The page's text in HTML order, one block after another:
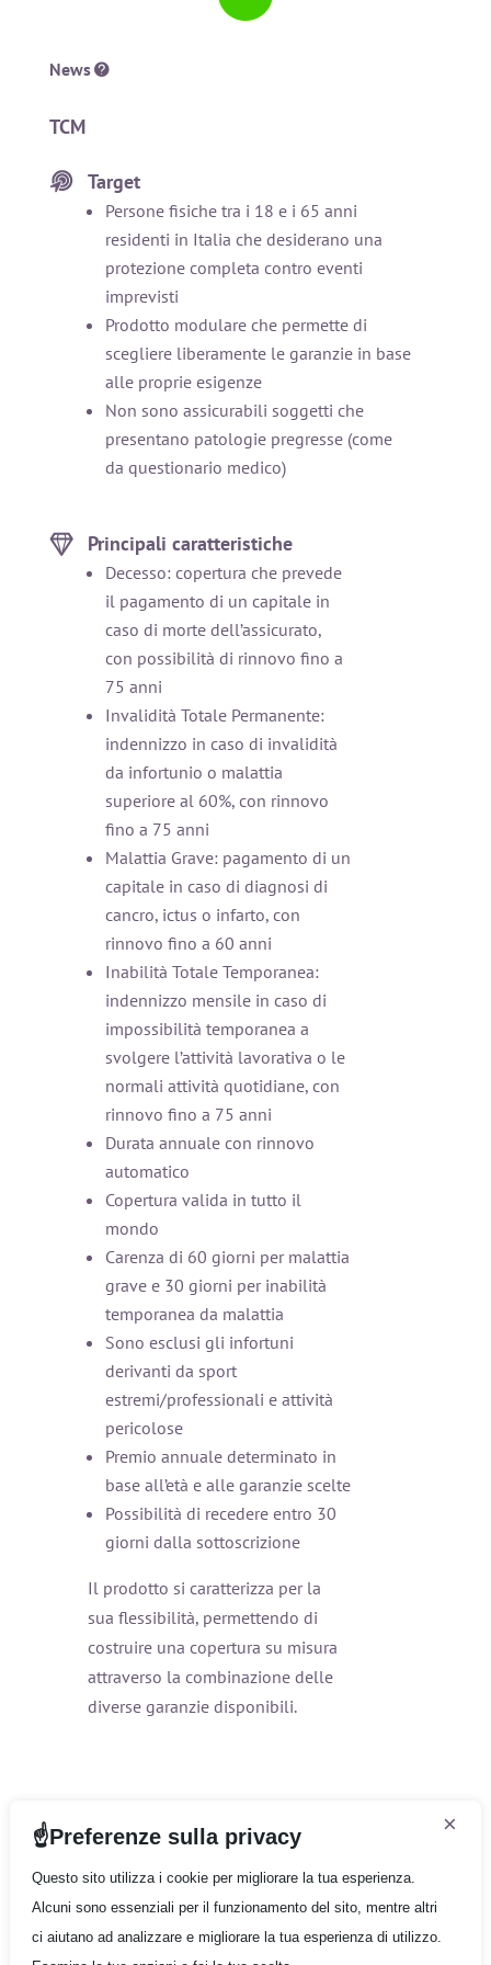
News
TCM
Target
Persone fisiche tra i 18 e i 65 anni
residenti in Italia che desiderano una
protezione completa contro eventi
imprevisti
Prodotto modulare che permette di
scegliere liberamente le garanzie in base
alle proprie esigenze
Non sono assicurabili soggetti che
presentano patologie pregresse (come
da questionario medico)
Principali caratteristiche
Decesso: copertura che prevede
il pagamento di un capitale in
caso di morte dell’assicurato,
con possibilità di rinnovo fino a
75 anni
Invalidità Totale Permanente:
indennizzo in caso di invalidità
da infortunio o malattia
superiore al 60%, con rinnovo
fino a 75 anni
Malattia Grave: pagamento di un
capitale in caso di diagnosi di
cancro, ictus o infarto, con
rinnovo fino a 60 anni
Inabilità Totale Temporanea:
indennizzo mensile in caso di
impossibilità temporanea a
svolgere l’attività lavorativa o le
normali attività quotidiane, con
rinnovo fino a 75 anni
Durata annuale con rinnovo
automatico
Copertura valida in tutto il
mondo
Carenza di 60 giorni per malattia
grave e 30 giorni per inabilità
temporanea da malattia
Sono esclusi gli infortuni
derivanti da sport
estremi/professionali e attività
pericolose
Premio annuale determinato in
base all’età e alle garanzie scelte
Possibilità di recedere entro 30
giorni dalla sottoscrizione
Il prodotto si caratterizza per la
sua flessibilità, permettendo di
costruire una copertura su misura
attraverso la combinazione delle
diverse garanzie disponibili.
Infokit 1
Infokit 2
Infokit 3
Form/Quote
Preferenze sulla privacy ×
Questo sito utilizza i cookie per migliorare la tua esperienza.
Alcuni sono essenziali per il funzionamento del sito, mentre altri
ci aiutano ad analizzare e migliorare la tua esperienza di utilizzo.